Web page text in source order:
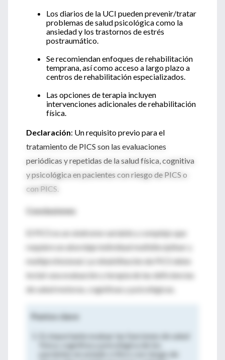
Los diarios de la UCI pueden prevenir/tratar
problemas de salud psicológica como la
ansiedad y los trastornos de estrés
postraumático.
Se recomiendan enfoques de rehabilitación
temprana, así como acceso a largo plazo a
centros de rehabilitación especializados.
Las opciones de terapia incluyen
intervenciones adicionales de rehabilitación
física.
Declaración: Un requisito previo para el
tratamiento de PICS son las evaluaciones
periódicas y repetidas de la salud física, cognitiva
y psicológica en pacientes con riesgo de PICS o
con PICS.
Conclusiones
El PICS es un síndrome variable y complejo que
requiere un abordaje individual multidisciplinar y
multiprofesional. La rehabilitación de PICS debe
incluir una evaluación y terapia de las deficiencias
de salud motoras, cognitivas y psicológicas.
Puntos clave
Es importante evaluar las funciones de salud
pacientes en estado crítico con riesgo de